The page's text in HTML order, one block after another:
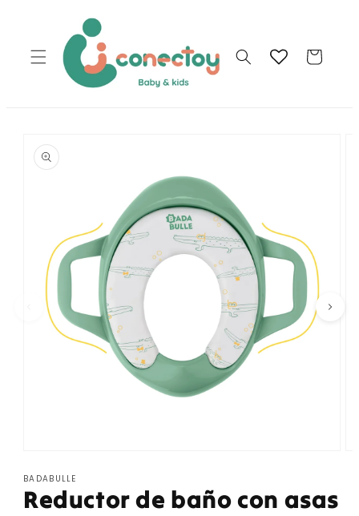
directamente
al contenido
Carrito
información
multimedia
1
en
BADABULLE
Reductor de baño con asas